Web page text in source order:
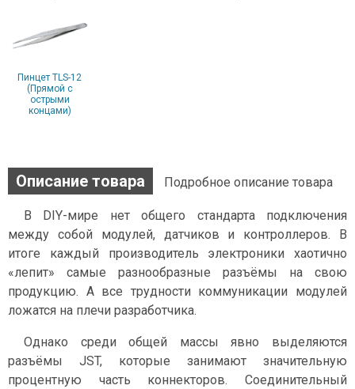
Пинцет TLS-12
(Прямой с
острыми
концами)
Описание товара Подробное описание товара
В DIY-мире нет общего стандарта подключения
между собой модулей, датчиков и контроллеров. В
итоге каждый производитель электроники хаотично
«лепит» самые разнообразные разъёмы на свою
продукцию. А все трудности коммуникации модулей
ложатся на плечи разработчика.
Однако среди общей массы явно выделяются
разъёмы JST, которые занимают значительную
процентную часть коннекторов. Соединительный